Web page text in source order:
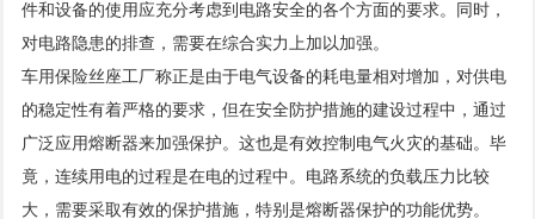
件和设备的使用应充分考虑到电路安全的各个方面的要求。同时，
对电路隐患的排查，需要在综合实力上加以加强。
车用保险丝座工厂称正是由于电气设备的耗电量相对增加，对供电
的稳定性有着严格的要求，但在安全防护措施的建设过程中，通过
广泛应用熔断器来加强保护。这也是有效控制电气火灾的基础。毕
竟，连续用电的过程是在电的过程中。电路系统的负载压力比较
大，需要采取有效的保护措施，特别是熔断器保护的功能优势。